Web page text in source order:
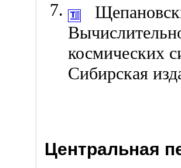
космических
Сибирская
Центральная